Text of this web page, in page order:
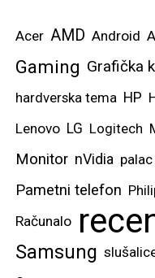
Acer AMD Android
Gaming Grafička
hardverska tema HP
Lenovo LG Logitech
Monitor nVidia
Pametni telefon
Računalo
Samsung